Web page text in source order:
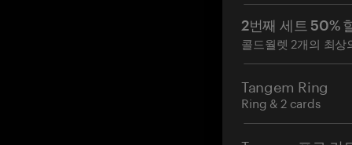
2번째 세트 50%
콜드월렛 2개의 최상
Tangem Ring
Ring & 2 cards